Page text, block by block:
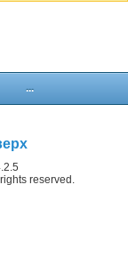
...
reserved.